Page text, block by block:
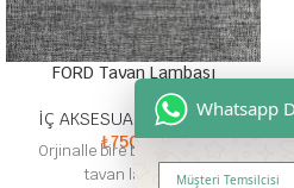
FORD Tavan Lambası
İÇ AKSESUAR ÇEŞİTLERİ
₺750,00
Orjinalle bire bir metal kasa
tavan lambası
Whatsapp
Müşteri Temsilcisi